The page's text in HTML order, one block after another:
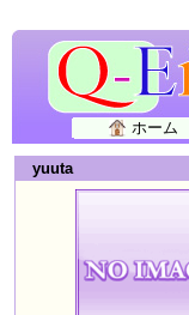
ホーム
yuuta